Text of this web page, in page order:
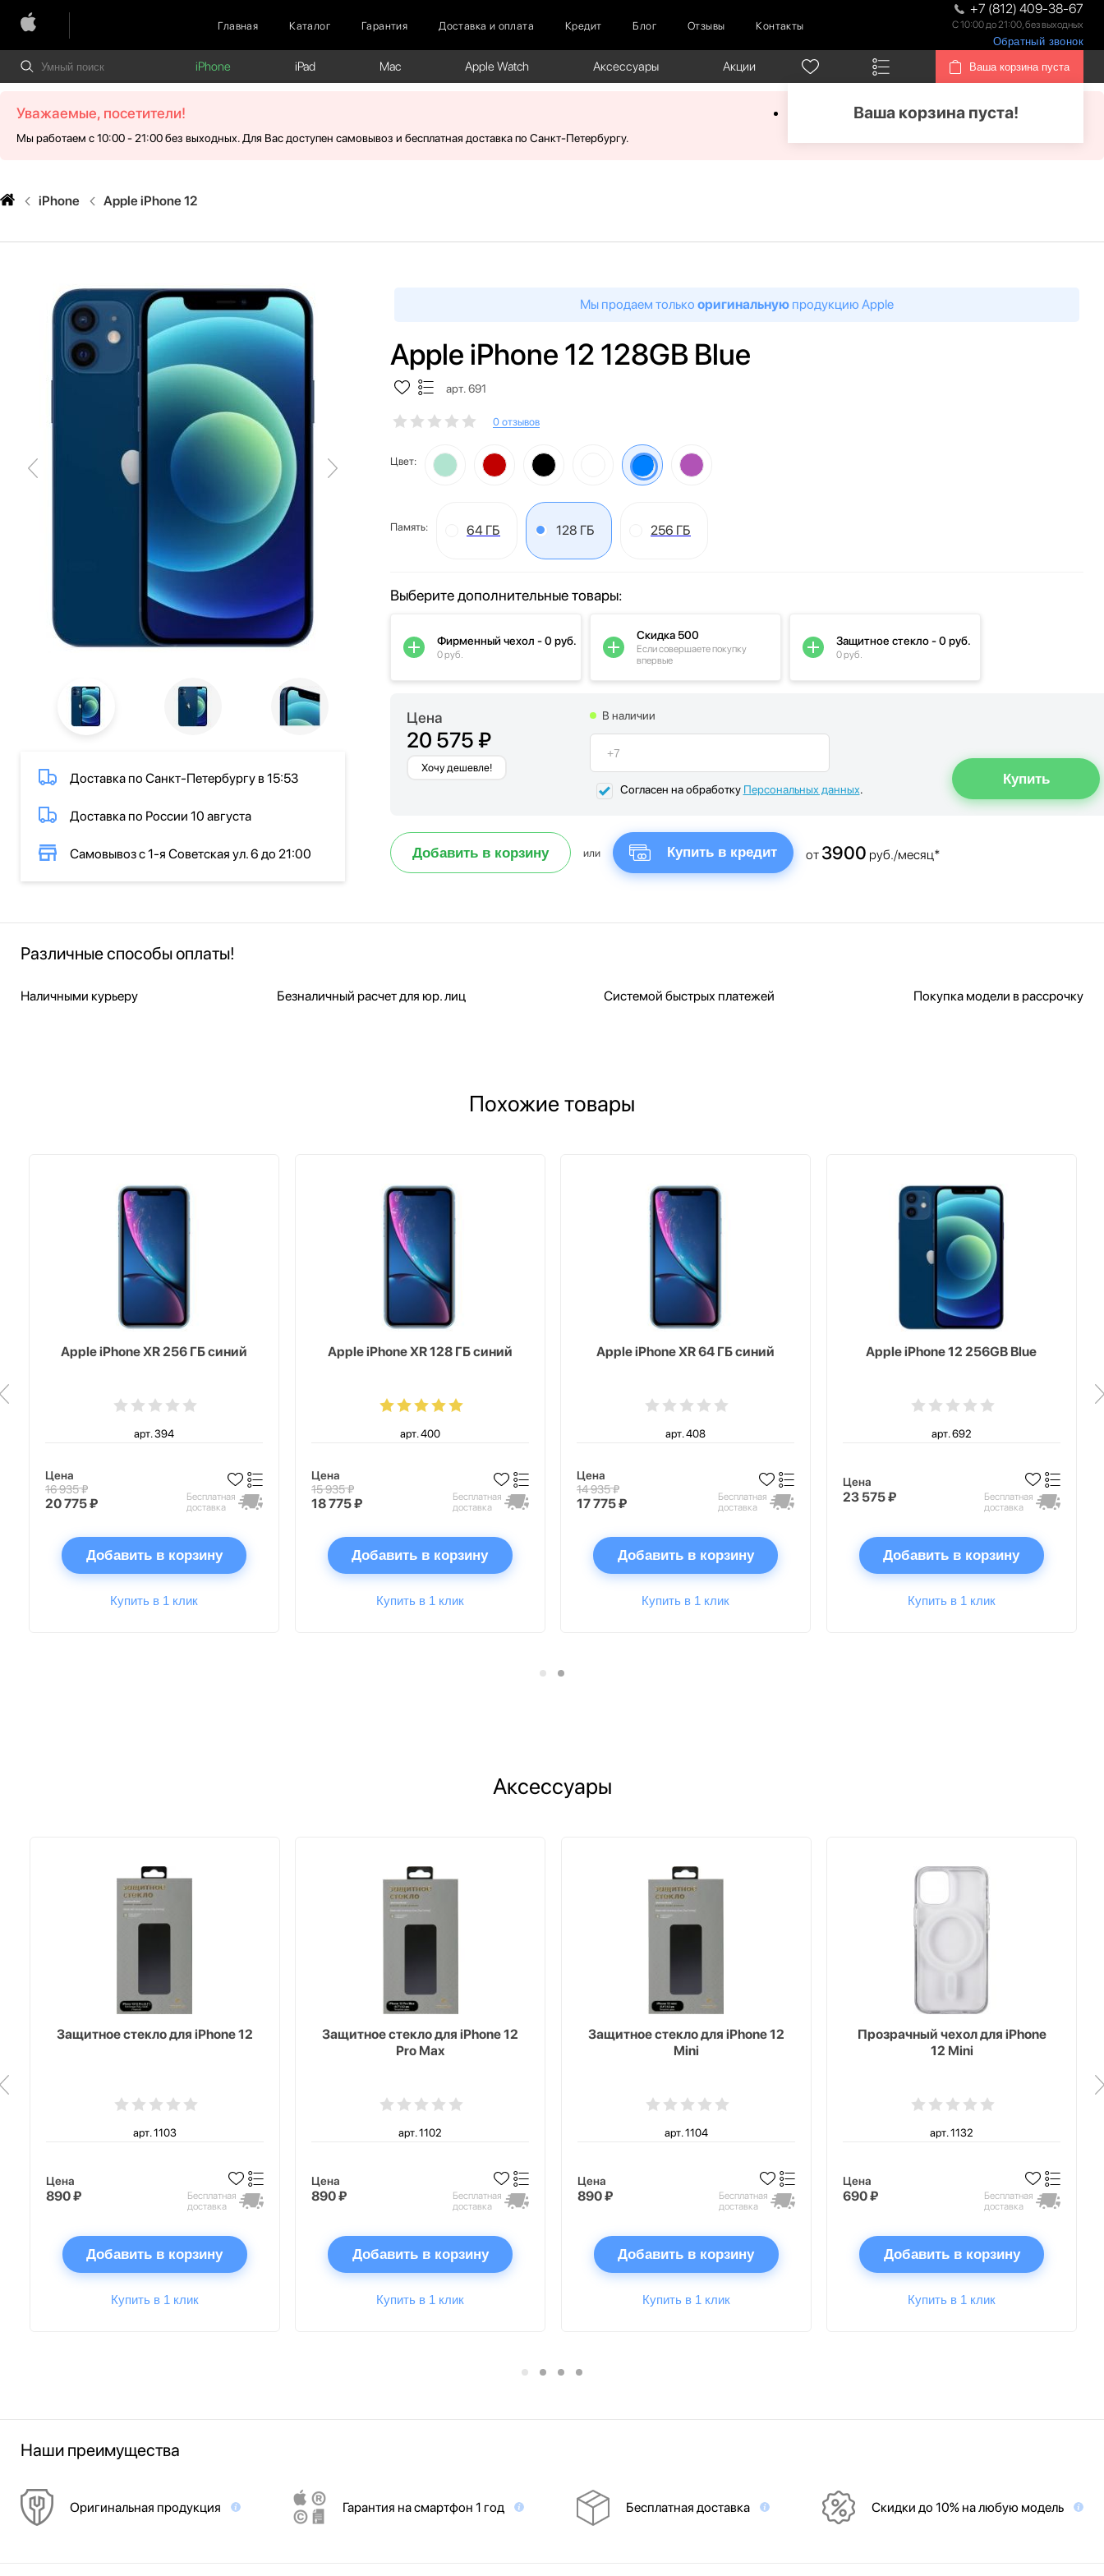
Главная Каталог Гарантия Доставка и оплата Кредит Блог Отзывы Контакты
+7 (812) 409-38-67
С 10:00 до 21:00, без выходных
Обратный звонок
iPhone iPad Mac Apple Watch Аксессуары Акции Ваша корзина пуста
Ваша корзина пуста!
Уважаемые, посетители!
Мы работаем с 10:00 - 21:00 без выходных. Для Вас доступен самовывоз и бесплатная доставка по Санкт-Петербургу.
iPhone Apple iPhone 12
Доставка по Санкт-Петербургу в 15:53
Доставка по России 10 августа
Самовывоз с 1-я Советская ул. 6 до 21:00
Мы продаем только оригинальную продукцию Apple
Apple iPhone 12 128GB Blue
арт. 691
0 отзывов
Цвет:
Память: 64 ГБ 128 ГБ 256 ГБ
Цена
20 575 ₽
Хочу дешевле!
В наличии
Согласен на обработку Персональных данных.
Добавить в корзину или Купить в кредит от 3900 руб./месяц*
Выберите дополнительные товары:
Фирменный чехол - 0 руб.
0 руб.
Скидка 500
Если совершаете покупку
впервые
Защитное стекло - 0 руб.
0 руб.
Различные способы оплаты!
Наличными курьеру Безналичный расчет для юр. лиц Системой быстрых платежей Покупка модели в рассрочку
Похожие товары
Apple iPhone XR 256 ГБ синий
арт. 394
Цена
16 935 ₽
20 775 ₽
Бесплатная
доставка
Добавить в корзину
Купить в 1 клик
Apple iPhone XR 128 ГБ синий
арт. 400
Цена
15 935 ₽
18 775 ₽
Бесплатная
доставка
Добавить в корзину
Купить в 1 клик
Apple iPhone XR 64 ГБ синий
арт. 408
Цена
14 935 ₽
17 775 ₽
Бесплатная
доставка
Добавить в корзину
Купить в 1 клик
Apple iPhone 12 256GB Blue
арт. 692
Цена
23 575 ₽
Бесплатная
доставка
Добавить в корзину
Купить в 1 клик
Аксессуары
Защитное стекло для iPhone 12
арт. 1103
Цена
890 ₽
Бесплатная
доставка
Добавить в корзину
Купить в 1 клик
Защитное стекло для iPhone 12
Pro Max
арт. 1102
Цена
890 ₽
Бесплатная
доставка
Добавить в корзину
Купить в 1 клик
Защитное стекло для iPhone 12
Mini
арт. 1104
Цена
890 ₽
Бесплатная
доставка
Добавить в корзину
Купить в 1 клик
Прозрачный чехол для iPhone
12 Mini
арт. 1132
Цена
690 ₽
Бесплатная
доставка
Добавить в корзину
Купить в 1 клик
Наши преимущества
Оригинальная продукция Гарантия на смартфон 1 год Бесплатная доставка Скидки до 10% на любую модель